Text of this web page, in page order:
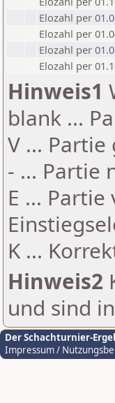
Elozahl per
Elozahl per
Elozahl per
Elozahl per
Hinweis1
blank ...
V ...
- ... Partie
E ...
K ...
Hinweis2
und sind
Der Schachturnier-
Impressum /